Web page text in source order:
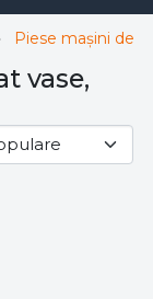
Piese mașini de
vase,